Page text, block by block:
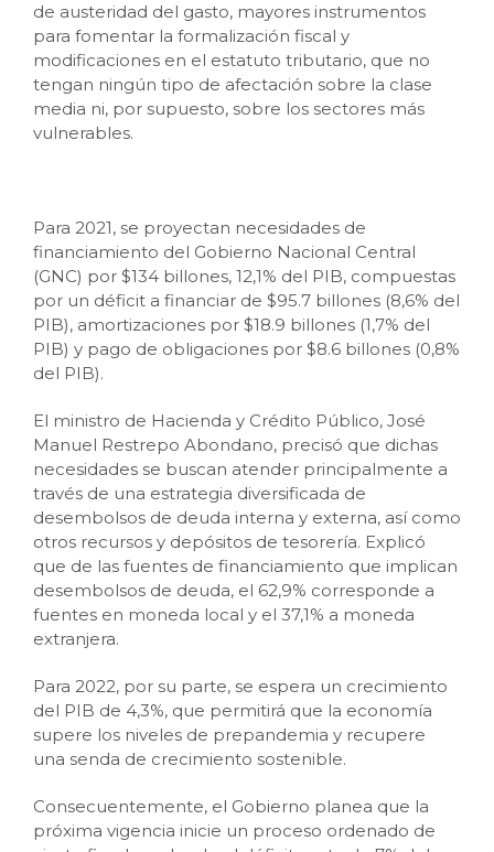
de austeridad del gasto, mayores instrumentos
para fomentar la formalización fiscal y
modificaciones en el estatuto tributario, que no
tengan ningún tipo de afectación sobre la clase
media ni, por supuesto, sobre los sectores más
vulnerables.
Para 2021, se proyectan necesidades de
financiamiento del Gobierno Nacional Central
(GNC) por $134 billones, 12,1% del PIB, compuestas
por un déficit a financiar de $95.7 billones (8,6% del
PIB), amortizaciones por $18.9 billones (1,7% del
PIB) y pago de obligaciones por $8.6 billones (0,8%
del PIB).
El ministro de Hacienda y Crédito Público, José
Manuel Restrepo Abondano, precisó que dichas
necesidades se buscan atender principalmente a
través de una estrategia diversificada de
desembolsos de deuda interna y externa, así como
otros recursos y depósitos de tesorería. Explicó
que de las fuentes de financiamiento que implican
desembolsos de deuda, el 62,9% corresponde a
fuentes en moneda local y el 37,1% a moneda
extranjera.
Para 2022, por su parte, se espera un crecimiento
del PIB de 4,3%, que permitirá que la economía
supere los niveles de prepandemia y recupere
una senda de crecimiento sostenible.
Consecuentemente, el Gobierno planea que la
próxima vigencia inicie un proceso ordenado de